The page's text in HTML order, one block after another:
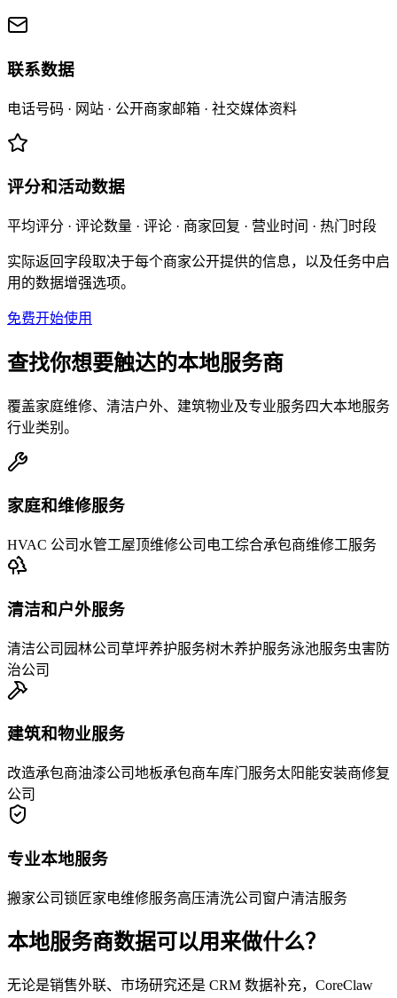
联系数据
电话号码 · 网站 · 公开商家邮箱 · 社交媒体资料
评分和活动数据
平均评分 · 评论数量 · 评论 · 商家回复 · 营业时间 · 热门时段
实际返回字段取决于每个商家公开提供的信息，以及任务中启
用的数据增强选项。
免费开始使用
查找你想要触达的本地服务商
覆盖家庭维修、清洁户外、建筑物业及专业服务四大本地服务
行业类别。
家庭和维修服务
HVAC 公司 水管工屋顶维修公司 电工综合承包商维修工服务
清洁和户外服务
清洁公司 园林公司草坪养护服务树木养护服务泳池服务虫害防
治公司
建筑和物业服务
改造承包商油漆公司地板承包商车库门服务太阳能安装商修复
公司
专业本地服务
搬家公司锁匠家电维修服务高压清洗公司 窗户清洁服务
本地服务商数据可以用来做什么？
无论是销售外联、市场研究还是 CRM 数据补充，CoreClaw